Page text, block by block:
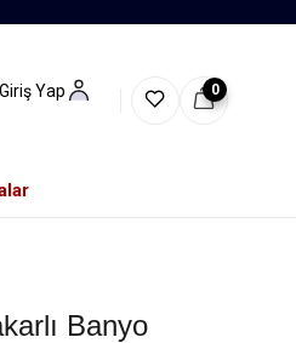
Giriş Yap 0
Banyo